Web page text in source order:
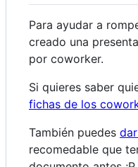
Para ayudar a
creado una
por coworker.
Si quieres saber
fichas de los
También puedes
recomedable que